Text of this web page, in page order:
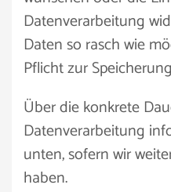
Datenverarbeitung
Daten so rasch wie
Pflicht zur
Über die konkrete
Datenverarbeitung
unten, sofern wir
haben.